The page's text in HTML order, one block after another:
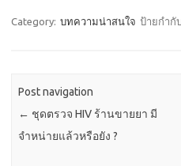
Category: บทความน่าสนใจ ป้ายกำกั
Post navigation
← ชุดตรวจ HIV ร้านขายยา มี
จำหน่ายแล้วหรือยัง ?